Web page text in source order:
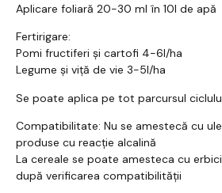
Aplicare foliară 20-30 ml în 10l de apă
Fertirigare:
Pomi fructiferi și cartofi 4-6l/ha
Legume și viță de vie 3-5l/ha
Se poate aplica pe tot parcursul
Compatibilitate: Nu se amestecă cu
produse cu reacție alcalină
La cereale se poate amesteca cu
după verificarea compatibilității